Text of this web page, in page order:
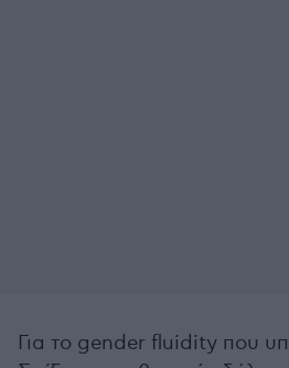
Για το gender fluidity που